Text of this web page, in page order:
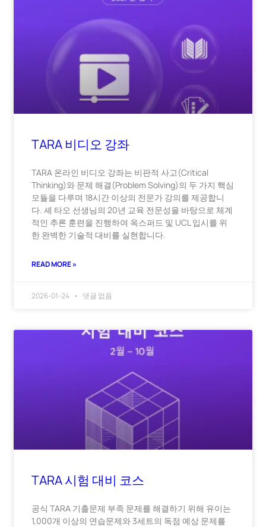
TARA 비디오 강좌
TARA 온라인 비디오 강좌는 비판적 사고(Critical
Thinking)와 문제 해결(Problem Solving)의 두 가지 핵심
모듈을 다루며 18시간 이상의 전문가 강의를 제공합니
다. 셰 타오 선생님의 20년 교육 전문성을 바탕으로 체계
적인 추론 훈련을 진행하여 옥스퍼드 및 UCL 입시를 위
한 완벽한 기술적 대비를 실현합니다.
READ MORE »
2026-01-24 댓글 없음
TARA 시험 대비 코스
공식 TARA 기출문제 부족 문제를 해결하기 위해 유이는
1,000개 이상의 연습문제와 3세트의 독점 예상 문제를